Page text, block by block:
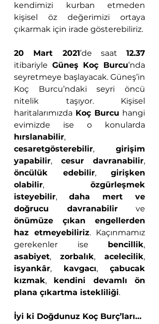
kendimizi kurban etmeden
kişisel öz değerimizi ortaya
çıkarmak için irade gösterebiliriz.
20 Mart 2021’de saat 12.37
itibariyle Güneş Koç Burcu’nda
seyretmeye başlayacak. Güneş’in
Koç Burcu’ndaki seyri öncü
nitelik taşıyor. Kişisel
haritalarımızda Koç Burcu hangi
hırslanabilir
cesaretgösterebilir, girişim
yapabilir, cesur davranabilir
öncülük edebilir, girişken
olabilir, özgürleşmek
isteyebilir, daha mert ve
doğrucu davranabilir
önümüze çıkan engellerden
haz etmeyebiliriz. Kaçınmamız
gerekenler ise bencillik
asabiyet, zorbalık, acelecilik
isyankâr, kavgacı, çabucak
kızmak, kendini devamlı ön
plana çıkartma istekliliği.
İyi ki Doğdunuz Koç Burç’ları…